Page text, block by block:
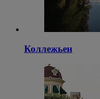
Коллежьен